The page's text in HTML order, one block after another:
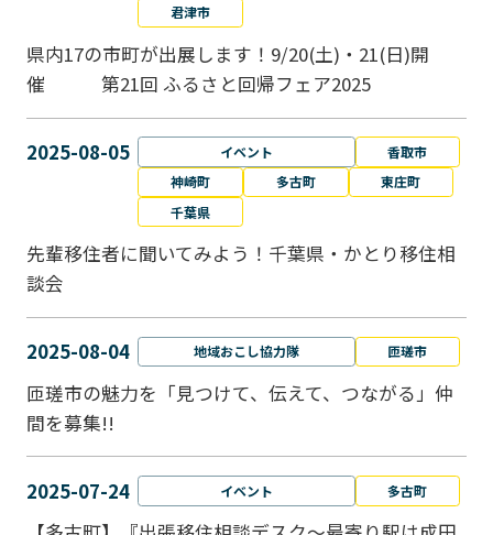
君津市
県内17の市町が出展します！9/20(土)・21(日)開
催 第21回 ふるさと回帰フェア2025
2025-08-05 イベント
香取市
神崎町
多古町
東庄町
千葉県
先輩移住者に聞いてみよう！千葉県・かとり移住相
談会
2025-08-04 地域おこし協力隊 匝瑳市
匝瑳市の魅力を「見つけて、伝えて、つながる」仲
間を募集!!
2025-07-24 イベント 多古町